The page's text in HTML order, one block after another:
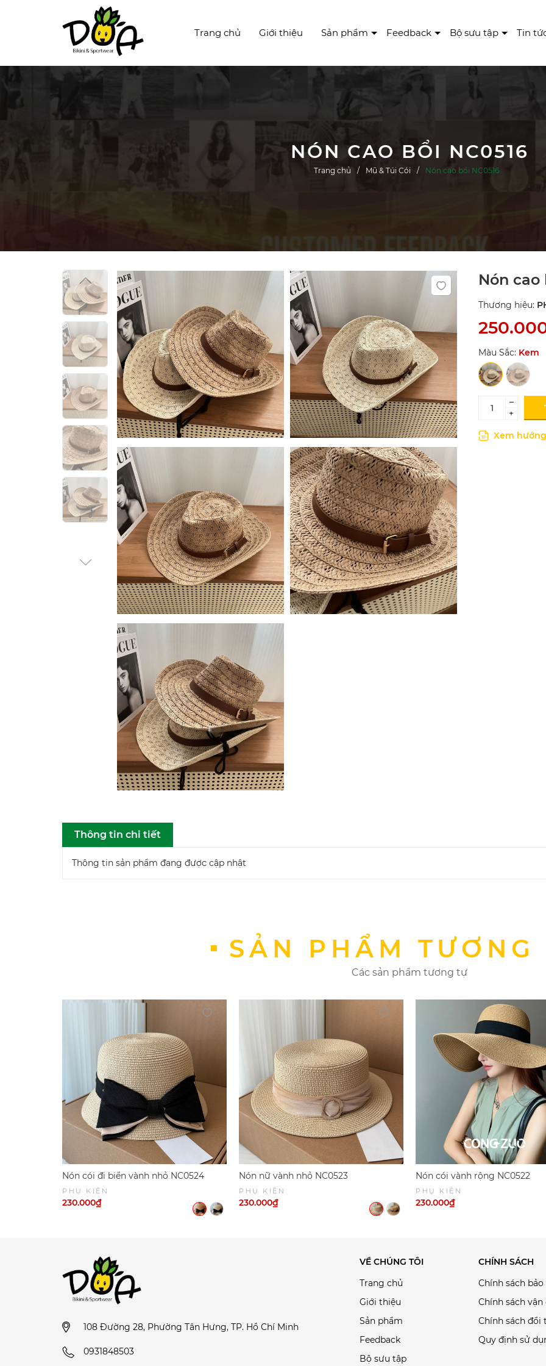
Trang chủ Giới thiệu Sản phẩm Feedback Bộ sưu tập Tin
NÓN CAO BỔI NC0516
Trang chủ Mũ & Túi Cói Nón cao bổi NC0516
Nón cao
Thương hiệu:
Màu Sắc: Kem
–
+
Xem
Thông tin chi tiết
Thông tin sản phẩm đang được cập nhật
SẢN PHẨM TƯƠNG
Các sản phẩm tương tự
Nón cói đi biển vành nhỏ NC0524
PHỤ KIỆN
230.000₫
Nón nữ vành nhỏ NC0523
PHỤ KIỆN
230.000₫
Nón cói vành rộng NC0522
PHỤ KIỆN
230.000₫
108 Đường 28, Phường Tân Hưng, TP. Hồ Chí Minh
0931848503
VỀ CHÚNG TÔI
Trang chủ
Giới thiệu
Sản phẩm
Feedback
Bộ sưu tập
CHÍNH SÁCH
Chính sách
Chính sách vận
Chính sách đổi
Quy định sử